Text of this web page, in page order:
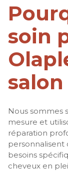
soin
salon
Nous sommes
mesure et
réparation
personnalisent
besoins
cheveux en